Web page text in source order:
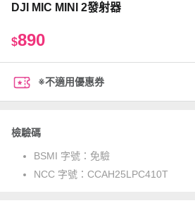
DJI MIC MINI 2發射器
$890
※不適用優惠券
檢驗碼
BSMI 字號： 免驗
NCC 字號： CCAH25LPC410T